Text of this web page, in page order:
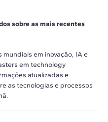
sobre as mais recentes
em inovação, IA e
em technology
atualizadas e
as tecnologias e processos